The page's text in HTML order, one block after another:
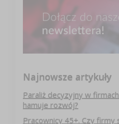
Najnowsze artykuły
Paraliż decyzyjny w
hamuje rozwój?
Pracownicy 45+. Czy